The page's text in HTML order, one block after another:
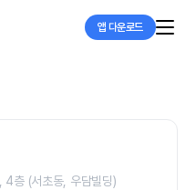
앱 다운로드
4층 (서초동, 우담빌딩)